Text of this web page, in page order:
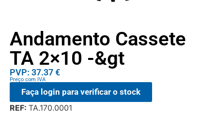
Andamento Cassete
TA 2×10 -&gt
PVP: 37.37 €
Preço com IVA
Faça login para verificar o stock
REF: TA.170.0001